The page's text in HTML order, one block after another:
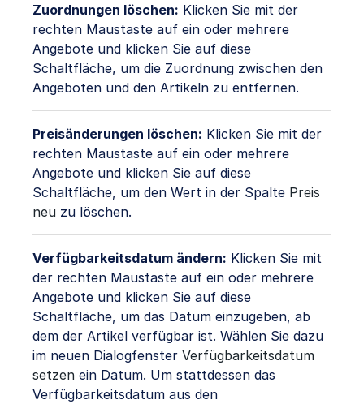
Zuordnungen löschen: Klicken Sie mit der
rechten Maustaste auf ein oder mehrere
Angebote und klicken Sie auf diese
Schaltfläche, um die Zuordnung zwischen den
Angeboten und den Artikeln zu entfernen.
Preisänderungen löschen: Klicken Sie mit der
rechten Maustaste auf ein oder mehrere
Angebote und klicken Sie auf diese
Schaltfläche, um den Wert in der Spalte Preis
neu zu löschen.
Verfügbarkeitsdatum ändern: Klicken Sie mit
der rechten Maustaste auf ein oder mehrere
Angebote und klicken Sie auf diese
Schaltfläche, um das Datum einzugeben, ab
dem der Artikel verfügbar ist. Wählen Sie dazu
im neuen Dialogfenster Verfügbarkeitsdatum
setzen ein Datum. Um stattdessen das
Verfügbarkeitsdatum aus den